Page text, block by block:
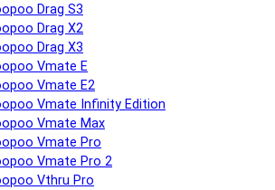
Drag S3
Drag X2
Drag X3
Vmate E
Vmate E2
Vmate Infinity Edition
Vmate Max
Vmate Pro
Vmate Pro 2
Vthru Pro